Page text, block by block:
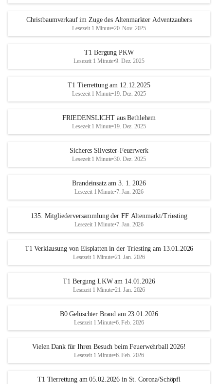
Christbaumverkauf im Zuge des Altenmarkter Adventzaubers
Lesezeit 1 Minute•20. Nov. 2025
T1 Bergung PKW
Lesezeit 1 Minute•9. Dez. 2025
T1 Tierrettung am 12.12.2025
Lesezeit 1 Minute•19. Dez. 2025
FRIEDENSLICHT aus Bethlehem
Lesezeit 1 Minute•19. Dez. 2025
Sicheres Silvester-Feuerwerk
Lesezeit 1 Minute•30. Dez. 2025
Brandeinsatz am 3. 1. 2026
Lesezeit 1 Minute•7. Jan. 2026
135. Mitgliederversammlung der FF Altenmarkt/Triesting
Lesezeit 1 Minute•7. Jan. 2026
T1 Verklausung von Eisplatten in der Triesting am 13.01.2026
Lesezeit 1 Minute•21. Jan. 2026
T1 Bergung LKW am 14.01.2026
Lesezeit 1 Minute•21. Jan. 2026
B0 Gelöschter Brand am 23.01.2026
Lesezeit 1 Minute•6. Feb. 2026
Vielen Dank für Ihren Besuch beim Feuerwehrball 2026!
Lesezeit 1 Minute•6. Feb. 2026
T1 Tierrettung am 05.02.2026 in St. Corona/Schöpfl